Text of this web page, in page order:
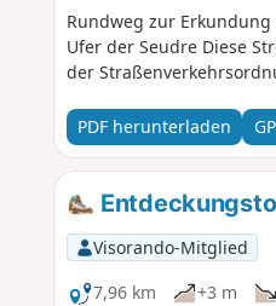
Rundweg zur
Ufer der Seudre Diese
der
PDF herunterladen
Visorando-Mitglied
7,96 km
+3 m